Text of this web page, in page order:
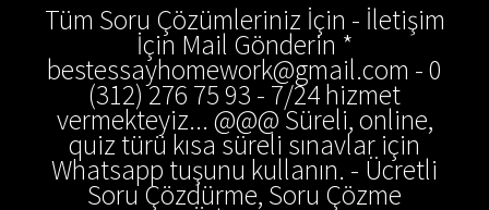
Tüm Soru Çözümleriniz İçin - İletişim
İçin Mail Gönderin *
bestessayhomework@gmail.com - 0
(312) 276 75 93 - 7/24 hizmet
vermekteyiz... @@@ Süreli, online,
quiz türü kısa süreli sınavlar için
Whatsapp tuşunu kullanın. - Ücretli
Soru Çözdürme, Soru Çözme